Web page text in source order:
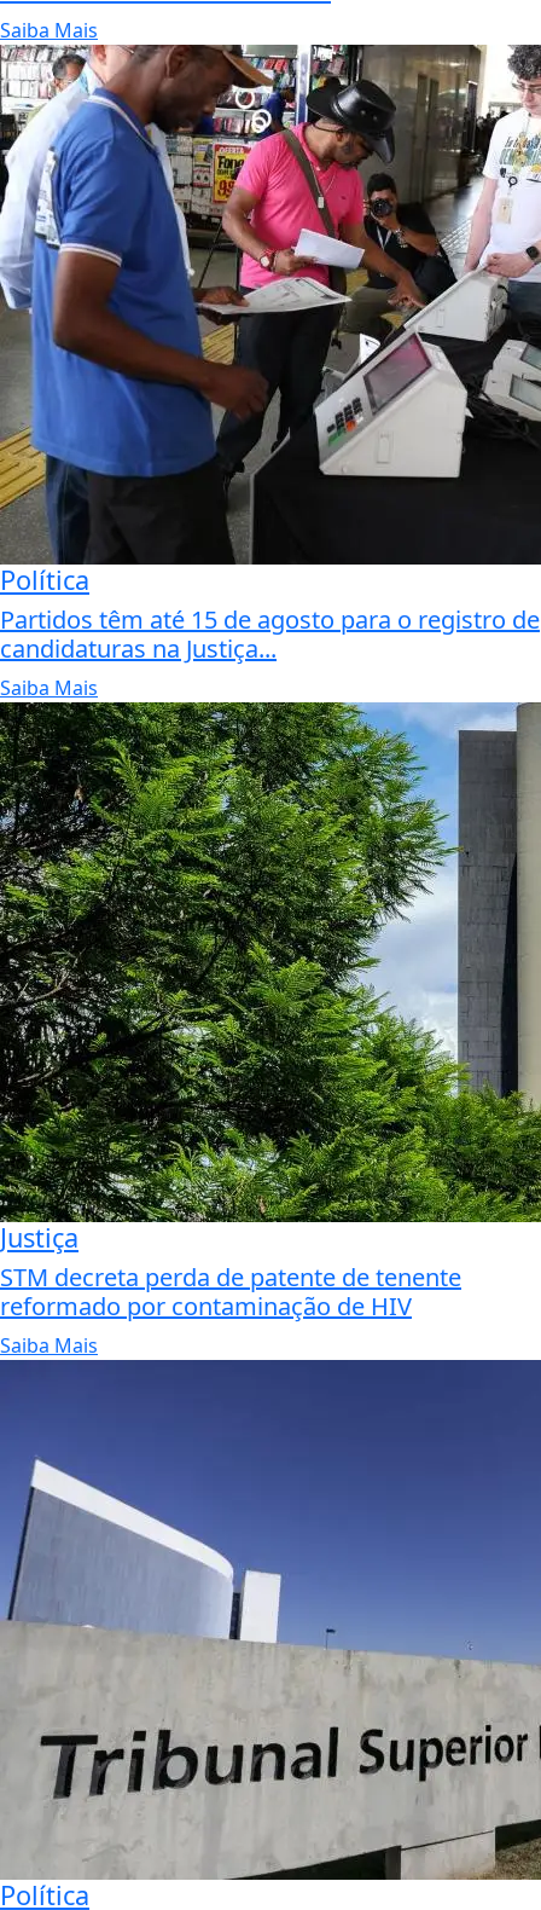
Saiba Mais
Política
Partidos têm até 15 de agosto para o registro de
candidaturas na Justiça...
Saiba Mais
Justiça
STM decreta perda de patente de tenente
reformado por contaminação de HIV
Saiba Mais
Política